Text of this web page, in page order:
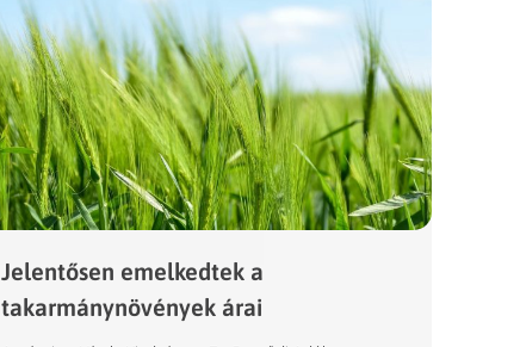
Jelentősen emelkedtek a
takarmánynövények árai